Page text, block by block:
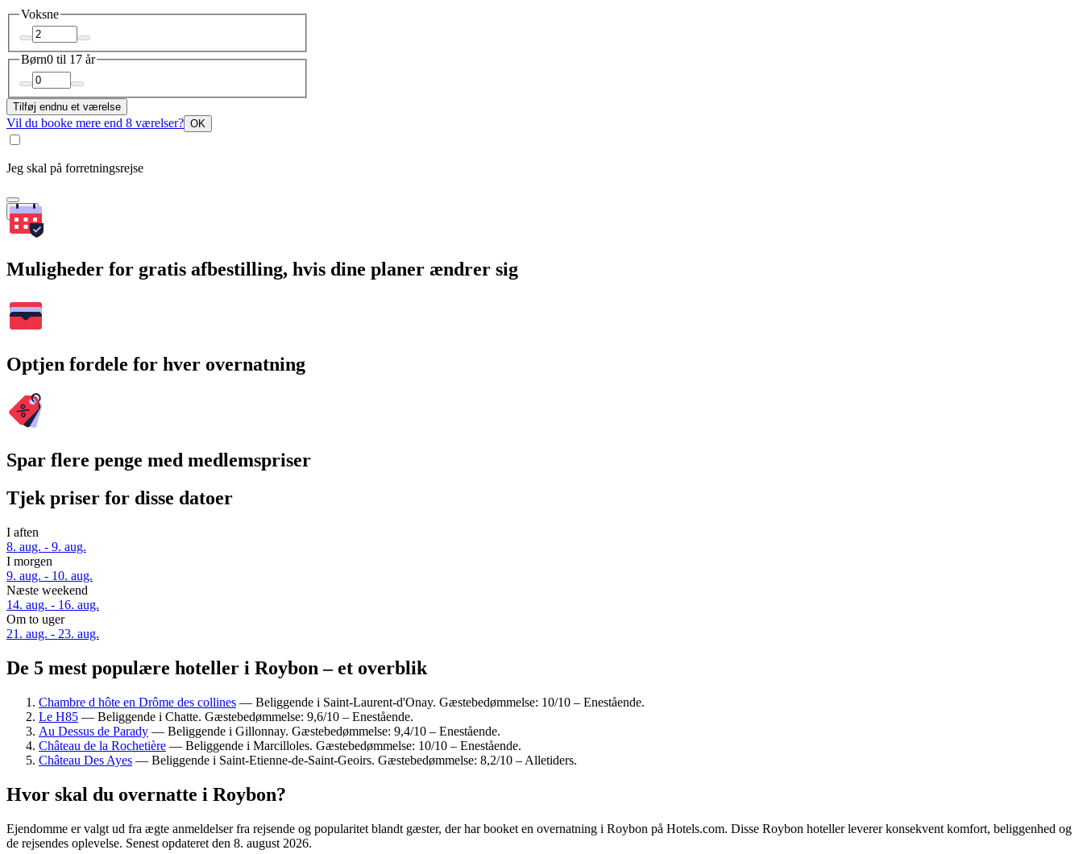
Voksne
Børn0 til 17 år
Tilføj endnu et værelse
Vil du booke mere end 8 værelser? OK
Jeg skal på forretningsrejse
Søg
Muligheder for gratis afbestilling, hvis dine planer ændrer sig
Optjen fordele for hver overnatning
Spar flere penge med medlemspriser
Tjek priser for disse datoer
I aften
8. aug. - 9. aug.
I morgen
9. aug. - 10. aug.
Næste weekend
14. aug. - 16. aug.
Om to uger
21. aug. - 23. aug.
De 5 mest populære hoteller i Roybon – et overblik
Chambre d hôte en Drôme des collines — Beliggende i Saint-Laurent-d'Onay. Gæstebedømmelse: 10/10 – Enestående.
Le H85 — Beliggende i Chatte. Gæstebedømmelse: 9,6/10 – Enestående.
Au Dessus de Parady — Beliggende i Gillonnay. Gæstebedømmelse: 9,4/10 – Enestående.
Château de la Rochetière — Beliggende i Marcilloles. Gæstebedømmelse: 10/10 – Enestående.
Château Des Ayes — Beliggende i Saint-Etienne-de-Saint-Geoirs. Gæstebedømmelse: 8,2/10 – Alletiders.
Hvor skal du overnatte i Roybon?
Ejendomme er valgt ud fra ægte anmeldelser fra rejsende og popularitet blandt gæster, der har booket en overnatning i Roybon på Hotels.com. Disse Roybon hoteller leverer konsekvent komfort, beliggenhed og
de rejsendes oplevelse. Senest opdateret den 8. august 2026.